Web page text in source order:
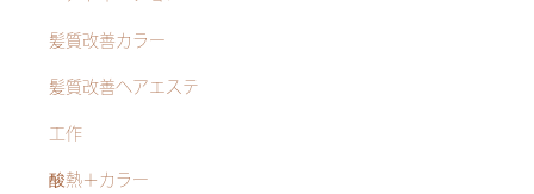
髪質改善カラー
髪質改善ヘアエステ
工作
酸熱＋カラー